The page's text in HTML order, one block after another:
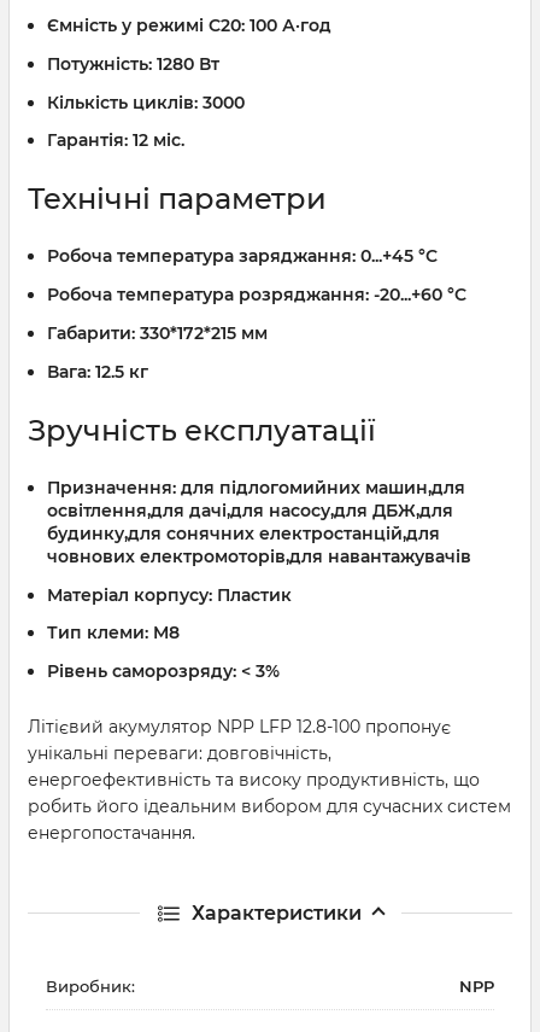
Ємність у режимі C20: 100 А·год
Потужність: 1280 Вт
Кількість циклів: 3000
Гарантія: 12 міс.
Технічні параметри
Робоча температура заряджання: 0...+45 °C
Робоча температура розряджання: -20...+60 °C
Габарити: 330*172*215 мм
Вага: 12.5 кг
Зручність експлуатації
Призначення: для підлогомийних машин,для
освітлення,для дачі,для насосу,для ДБЖ,для
будинку,для сонячних електростанцій,для
човнових електромоторів,для навантажувачів
Матеріал корпусу: Пластик
Тип клеми: M8
Рівень саморозряду: < 3%
Літієвий акумулятор NPP LFP 12.8-100 пропонує
унікальні переваги: довговічність,
енергоефективність та високу продуктивність, що
робить його ідеальним вибором для сучасних систем
енергопостачання.
Характеристики
Виробник: NPP